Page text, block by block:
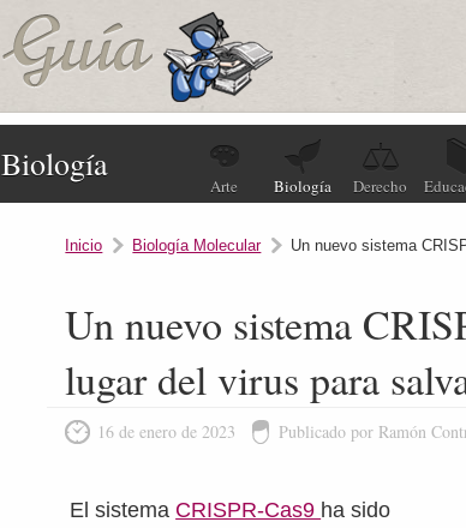
Biología
Arte Biología Derecho
Inicio Biología Molecular Un nuevo sistema
Un nuevo sistema
lugar del virus para
16 de enero de 2023 Publicado por Ramón
El sistema CRISPR-Cas9 ha sido